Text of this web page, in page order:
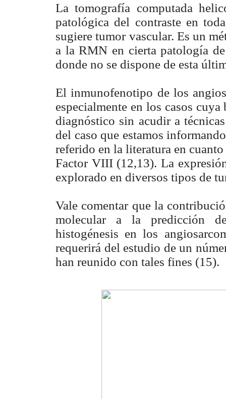
La tomografía computada
patológica del contraste en
sugiere tumor vascular. Es un
a la RMN en cierta patología
donde no se dispone de esta
El inmunofenotipo de los
especialmente en los casos
diagnóstico sin acudir a
del caso que estamos
referido en la literatura en
Factor VIII (12,13). La
explorado en diversos tipos de
Vale comentar que la
molecular a la predicción
histogénesis en los
requerirá del estudio de un
han reunido con tales fines (15).